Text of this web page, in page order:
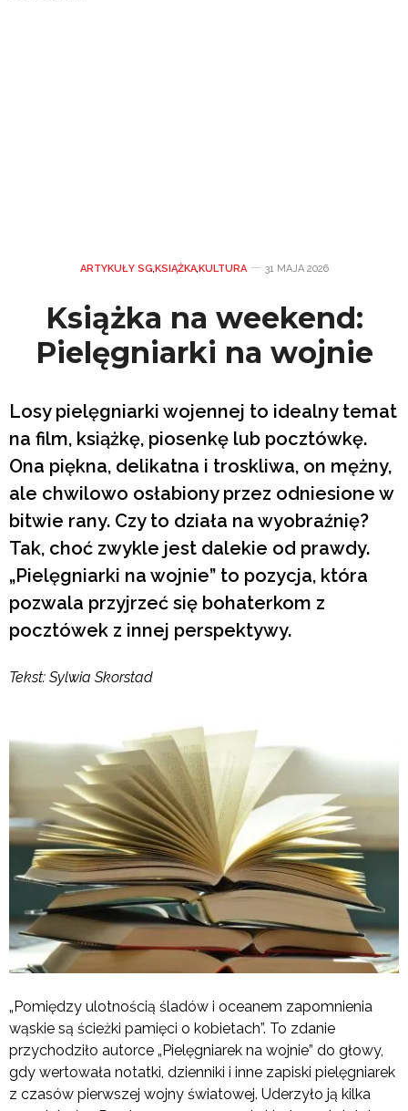
ARTYKUŁY SG,KSIĄŻKA,KULTURA 31 MAJA 2026
Książka na weekend:
Pielęgniarki na wojnie
Losy pielęgniarki wojennej to idealny temat
na film, książkę, piosenkę lub pocztówkę.
Ona piękna, delikatna i troskliwa, on mężny,
ale chwilowo osłabiony przez odniesione w
bitwie rany. Czy to działa na wyobraźnię?
Tak, choć zwykle jest dalekie od prawdy.
„Pielęgniarki na wojnie” to pozycja, która
pozwala przyjrzeć się bohaterkom z
pocztówek z innej perspektywy.
Tekst: Sylwia Skorstad
„Pomiędzy ulotnością śladów i oceanem zapomnienia
wąskie są ścieżki pamięci o kobietach”. To zdanie
przychodziło autorce „Pielęgniarek na wojnie” do głowy,
gdy wertowała notatki, dzienniki i inne zapiski pielęgniarek
z czasów pierwszej wojny światowej. Uderzyło ją kilka